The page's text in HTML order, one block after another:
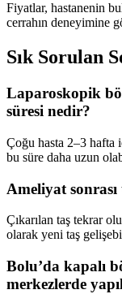
Fiyatlar, hastanenin
cerrahın deneyimine
Sık Sorulan
Laparoskopik
süresi nedir?
Çoğu hasta 2–3 hafta
bu süre daha uzun
Ameliyat
Çıkarılan taş tekrar
olarak yeni taş
Bolu’da kapalı
merkezlerde